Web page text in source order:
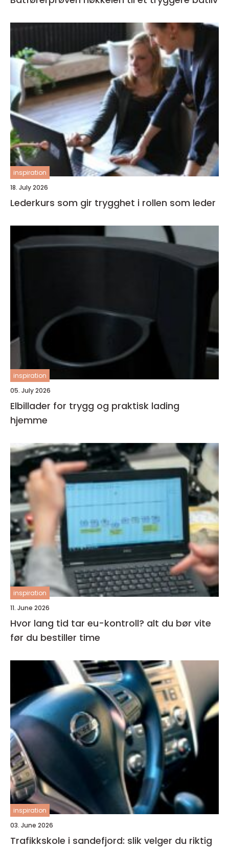
inspiration
18. July 2026
Lederkurs som gir trygghet i rollen som leder
inspiration
05. July 2026
Elbillader for trygg og praktisk lading
hjemme
inspiration
11. June 2026
Hvor lang tid tar eu-kontroll? alt du bør vite
før du bestiller time
inspiration
03. June 2026
Trafikkskole i sandefjord: slik velger du riktig